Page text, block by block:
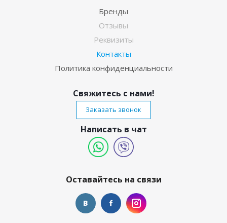
Бренды
Отзывы
Реквизиты
Контакты
Политика конфиденциальности
Свяжитесь с нами!
Заказать звонок
Написать в чат
Оставайтесь на связи